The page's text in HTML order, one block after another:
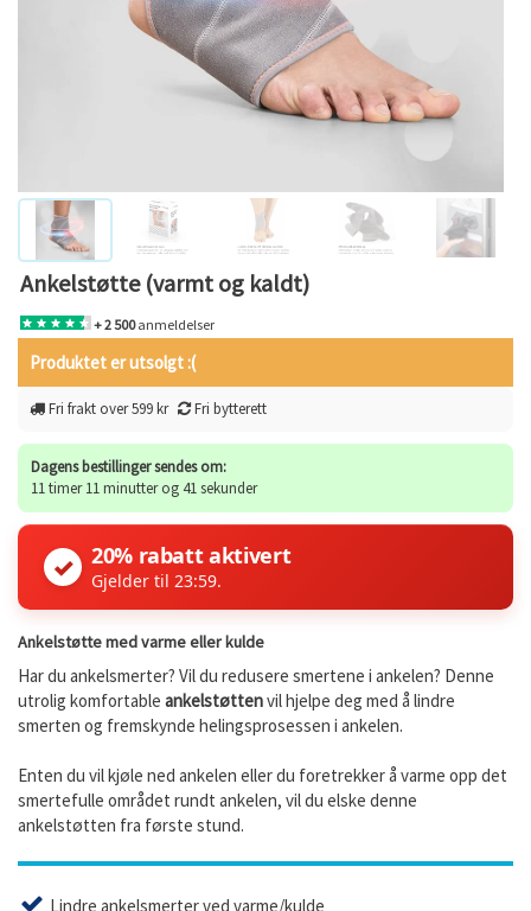
Ankelstøtte (varmt og kaldt)
+ 2 500anmeldelser
Produktet er utsolgt :(
Fri frakt over 599 kr Fri bytterett
Dagens bestillinger sendes om:
11 timer 11 minutter og 41 sekunder
✓ 20% rabatt aktivert
Gjelder til 23:59.
Ankelstøtte med varme eller kulde
Har du ankelsmerter? Vil du redusere smertene i ankelen? Denne
utrolig komfortable ankelstøttenvil hjelpe deg med å lindre
smerten og fremskynde helingsprosessen i ankelen.
Enten du vil kjøle ned ankelen eller du foretrekker å varme opp det
smertefulle området rundt ankelen, vil du elske denne
ankelstøtten fra første stund.
Lindre ankelsmerter ved varme/kulde